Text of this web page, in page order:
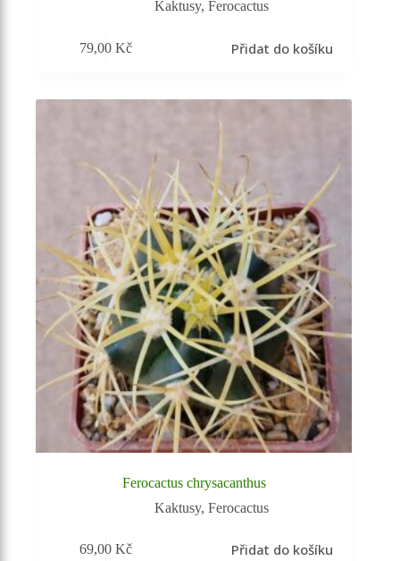
Kaktusy,Ferocactus
79,00Kč Přidat do košíku
Ferocactus chrysacanthus
Kaktusy,Ferocactus
69,00Kč Přidat do košíku